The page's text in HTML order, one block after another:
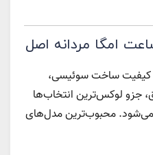
امگا مردانه اصل
کیفیت ساخت سوئیسی،
جزو لوکس‌ترین انتخاب‌ها
محبوب‌ترین مدل‌های